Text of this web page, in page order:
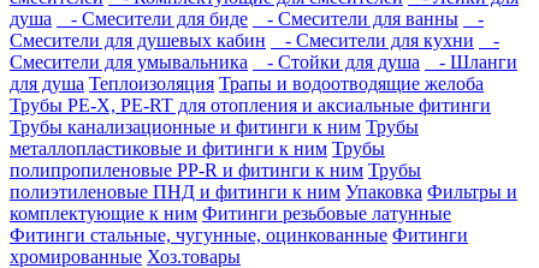
душа
- Смесители для биде - Смесители для ванны
-
Смесители для душевых кабин
- Смесители для кухни
-
Смесители для умывальника
- Стойки для душа
- Шланги
для душа Теплоизоляция Трапы и водоотводящие желоба
Трубы PE-X, PE-RT для отопления и аксиальные фитинги
Трубы канализационные и фитинги к ним Трубы
металлопластиковые и фитинги к ним Трубы
полипропиленовые PP-R и фитинги к ним Трубы
полиэтиленовые ПНД и фитинги к ним Упаковка Фильтры и
комплектующие к ним Фитинги резьбовые латунные
Фитинги стальные, чугунные, оцинкованные Фитинги
хромированные Хоз.товары